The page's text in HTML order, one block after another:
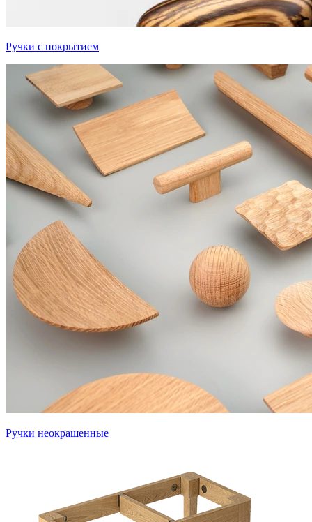
Ручки с покрытием
Ручки неокрашенные